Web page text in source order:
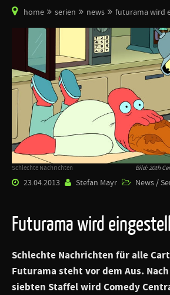
home serien news futurama wird
Schlechte Nachrichten Bild: 20th
23.04.2013 Stefan Mayr News /
Futurama wird
Schlechte Nachrichten für alle
Futurama steht vor dem Aus.
siebten Staffel wird Comedy